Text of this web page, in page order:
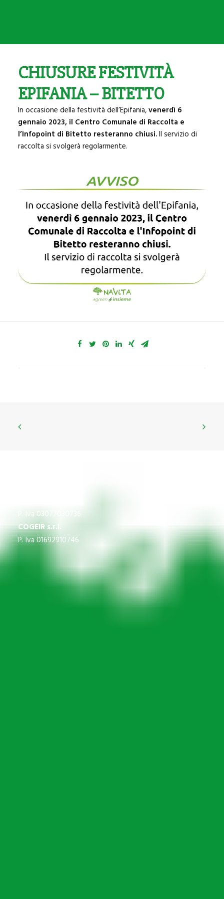
GIOVINAZZO
PALO DEL COLLE
MODUGNO
CHIUSURE FESTIVITÀ
EPIFANIA – BITETTO
In occasione della festività dell’Epifania,venerdì 6
gennaio 2023, il Centro Comunale di Raccolta e
l’Infopoint di Bitetto resteranno chiusi.Il servizio di
raccolta si svolgerà regolarmente.
P. Iva 03077030736
COGEIR s.r.l.
P. Iva 01692910746